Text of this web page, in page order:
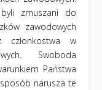
zmuszani do
zawodowych
w
Swoboda
Państwa
narusza te